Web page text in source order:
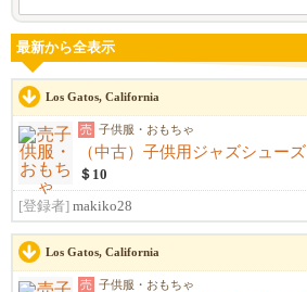
最新から全表示
Los Gatos, California
売 子供服・おもちゃ
（中古）子供用ジャズシューズ
＄10
[登録者] makiko28
Los Gatos, California
売 子供服・おもちゃ